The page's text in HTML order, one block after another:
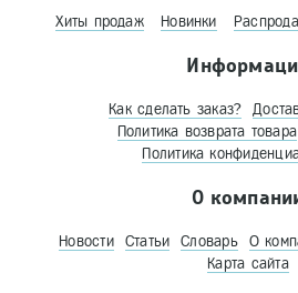
Хиты продаж Новинки
Как сделать заказ?
Политика возврата товара
Политика
О
Новости Статьи Словарь О
Карта сайта